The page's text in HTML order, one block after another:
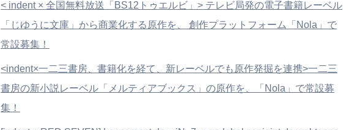
< indent × 全国無料放送「BS12トゥエルビ」> テレビ局発の電子書籍レーベル
「じゆうに文庫」から商業化する原作を、 創作プラットフォーム「Nola」で
常設募集！
<indent×一二三書房、書籍化を経て、新レーベルでも原作発掘を連携>一二三
書房の新小説レーベル「メルティアブックス」の原作を、「Nola」で常設募
集！